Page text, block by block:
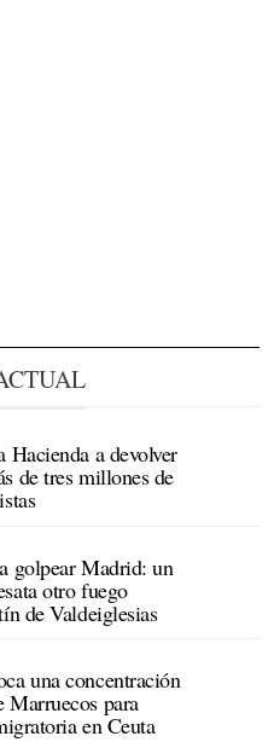
Hacienda a devolver
de tres millones de
golpear Madrid: un
otro fuego
de Valdeiglesias
una concentración
Marruecos para
en Ceuta